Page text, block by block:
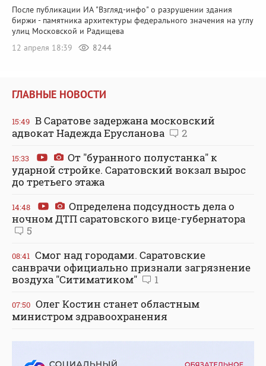
После публикации ИА "Взгляд-инфо" о разрушении здания
биржи - памятника архитектуры федерального значения на углу
улиц Московской и Радищева
12 апреля 18:39
8244
ГЛАВНЫЕ НОВОСТИ
15:49 В Саратове задержана московский
адвокат Надежда Ерусланова
2
15:33
От "буранного полустанка" к
ударной стройке. Саратовский вокзал вырос
до третьего этажа
14:48
Определена подсудность дела о
ночном ДТП саратовского вице-губернатора
5
08:41 Смог над городами. Саратовские
санврачи официально признали загрязнение
воздуха "Ситиматиком"
1
07:50 Олег Костин станет областным
министром здравоохранения